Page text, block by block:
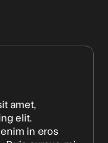
amet,
elit.
in eros